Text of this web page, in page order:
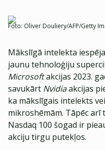
Foto: Oliver Douliery/AFP/Getty
Mākslīgā intelekta
jaunu tehnoloģiju
Microsoftakcijas 2023.
savukārt Nvidiaakcijas
ka mākslīgais intelekts
mikroshēmām. Tāpēc
Nasdaq 100 šogad ir
akciju tirgu putekļos.